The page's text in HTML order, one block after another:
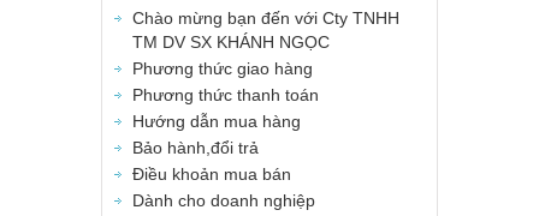
Chào mừng bạn đến với Cty TNHH
TM DV SX KHÁNH NGỌC
Phương thức giao hàng
Phương thức thanh toán
Hướng dẫn mua hàng
Bảo hành,đổi trả
Điều khoản mua bán
Dành cho doanh nghiệp